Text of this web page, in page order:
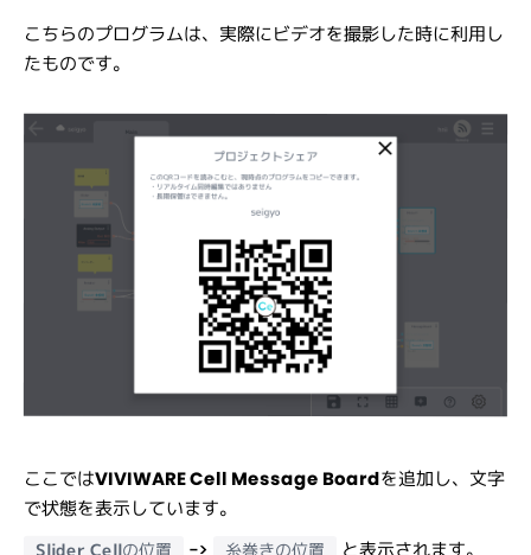
こちらのプログラムは、実際にビデオを撮影した時に利用し
たものです。
ここではVIVIWARE Cell Message Boardを追加し、文字
で状態を表示しています。
Slider Cellの位置 -> 糸巻きの位置 と表示されます。